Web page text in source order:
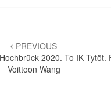
PREVIOUS
2020. To IK Tytöt.
Voittoon Wang